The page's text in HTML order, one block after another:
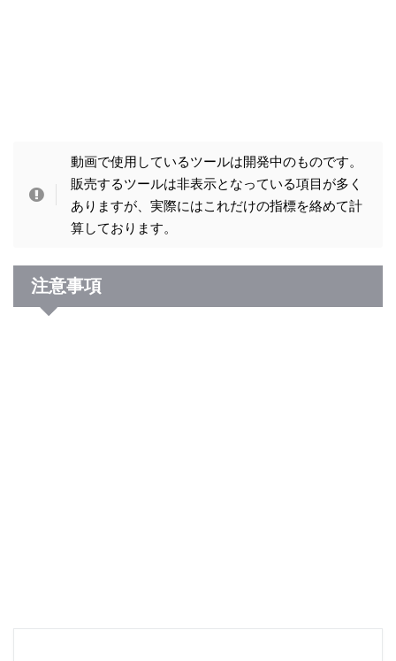
動画で使用しているツールは開発中のものです。
販売するツールは非表示となっている項目が多く
ありますが、実際にはこれだけの指標を絡めて計
算しております。
注意事項